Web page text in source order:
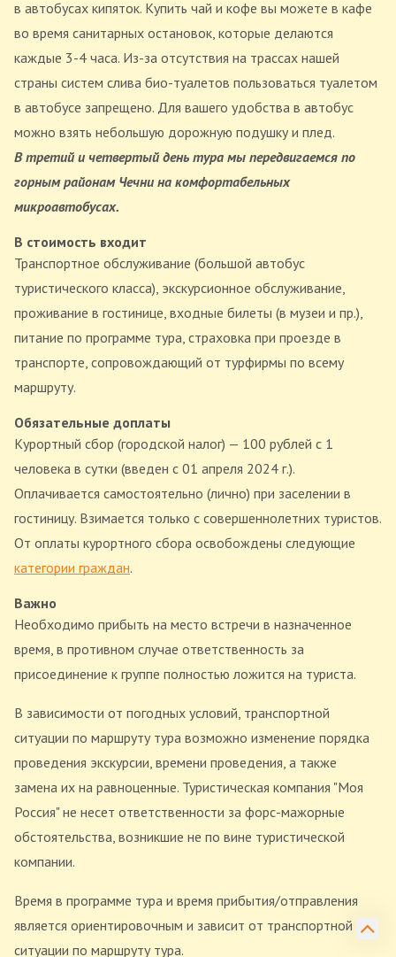
в автобусах кипяток. Купить чай и кофе вы можете в кафе
во время санитарных остановок, которые делаются
каждые 3-4 часа. Из-за отсутствия на трассах нашей
страны систем слива био-туалетов пользоваться туалетом
в автобусе запрещено. Для вашего удобства в автобус
можно взять небольшую дорожную подушку и плед.
В третий и четвертый день тура мы передвигаемся по
горным районам Чечни на комфортабельных
микроавтобусах.
В стоимость входит
Транспортное обслуживание (большой автобус
туристического класса), экскурсионное обслуживание,
проживание в гостинице, входные билеты (в музеи и пр.),
питание по программе тура, страховка при проезде в
транспорте, сопровождающий от турфирмы по всему
маршруту.
Обязательные доплаты
Курортный сбор (городской налог) — 100 рублей с 1
человека в сутки (введен с 01 апреля 2024 г.).
Оплачивается самостоятельно (лично) при заселении в
гостиницу. Взимается только с совершеннолетних туристов.
От оплаты курортного сбора освобождены следующие
категории граждан.
Важно
Необходимо прибыть на место встречи в назначенное
время, в противном случае ответственность за
присоединение к группе полностью ложится на туриста.
В зависимости от погодных условий, транспортной
ситуации по маршруту тура возможно изменение порядка
проведения экскурсии, времени проведения, а также
замена их на равноценные. Туристическая компания "Моя
Россия" не несет ответственности за форс-мажорные
обстоятельства, возникшие не по вине туристической
компании.
Время в программе тура и время прибытия/отправления
является ориентировочным и зависит от транспортной
ситуации по маршруту тура.